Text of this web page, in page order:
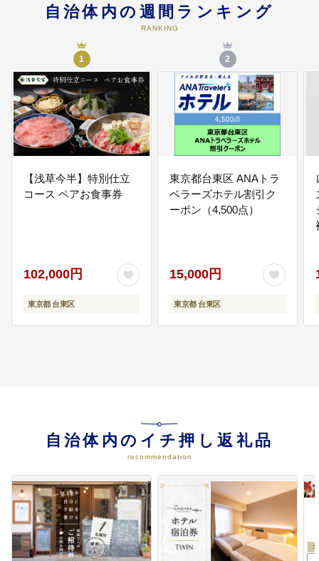
平和と多様性・パートナーシップ
等
06
『世界に輝く ひと まち たいと
う』の実現のために
区政全般
自治体内の週間ランキング
RANKING
1
【浅草今半】特別仕立
コース ペアお食事券
102,000円
東京都 台東区
2
東京都台東区 ANAトラ
ベラーズホテル割引ク
ーポン（4,500点）
15,000円
東京都 台東区
自治体内のイチ押し返礼品
recommendation